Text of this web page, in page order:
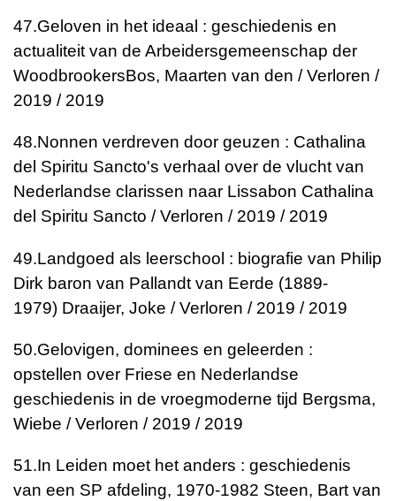
47.Geloven in het ideaal : geschiedenis en
actualiteit van de Arbeidersgemeenschap der
WoodbrookersBos, Maarten van den / Verloren /
2019 / 2019
48.Nonnen verdreven door geuzen : Cathalina
del Spiritu Sancto's verhaal over de vlucht van
Nederlandse clarissen naar Lissabon Cathalina
del Spiritu Sancto / Verloren / 2019 / 2019
49.Landgoed als leerschool : biografie van Philip
Dirk baron van Pallandt van Eerde (1889-
1979) Draaijer, Joke / Verloren / 2019 / 2019
50.Gelovigen, dominees en geleerden :
opstellen over Friese en Nederlandse
geschiedenis in de vroegmoderne tijd Bergsma,
Wiebe / Verloren / 2019 / 2019
51.In Leiden moet het anders : geschiedenis
van een SP afdeling, 1970-1982 Steen, Bart van